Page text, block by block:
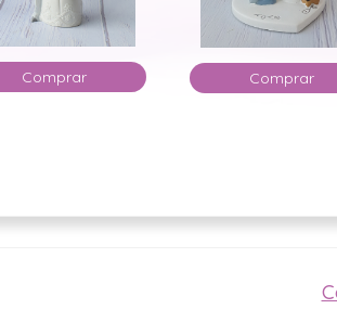
Comprar Comprar